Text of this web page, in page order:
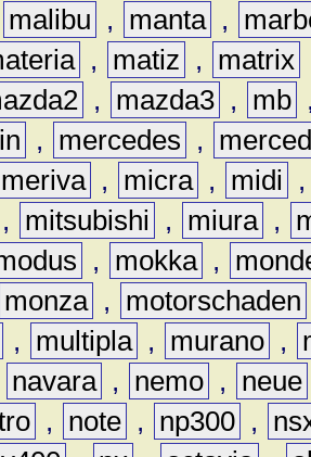
malibu , manta ,
, matiz , matrix
, mazda3 , mb
, mercedes ,
meriva , micra , midi
, mitsubishi , miura ,
, mokka ,
monza , motorschaden
, multipla , murano ,
navara , nemo , neue
, note , np300 ,